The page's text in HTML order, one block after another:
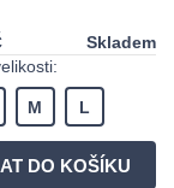
Skladem
M L